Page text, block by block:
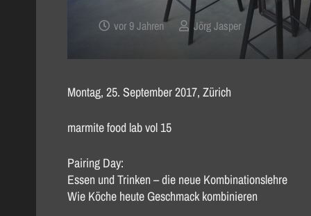
vor 9 Jahren Jörg Jasper
Montag, 25. September 2017, Zürich
marmite food lab vol 15
Pairing Day:
Essen und Trinken – die neue Kombinationslehre
Wie Köche heute Geschmack kombinieren